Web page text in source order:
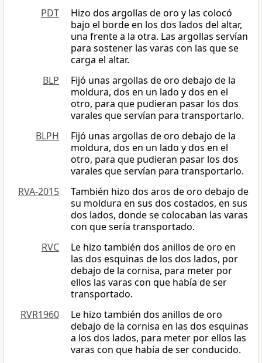
PDT
Hizo dos argollas de oro y las colocó
bajo el borde en los dos lados del altar,
una frente a la otra. Las argollas servían
para sostener las varas con las que se
carga el altar.
BLP
Fijó unas argollas de oro debajo de la
moldura, dos en un lado y dos en el
otro, para que pudieran pasar los dos
varales que servían para transportarlo.
BLPH
Fijó unas argollas de oro debajo de la
moldura, dos en un lado y dos en el
otro, para que pudieran pasar los dos
varales que servían para transportarlo.
RVA-2015
También hizo dos aros de oro debajo de
su moldura en sus dos costados, en sus
dos lados, donde se colocaban las varas
con que sería transportado.
RVC
Le hizo también dos anillos de oro en
las dos esquinas de los dos lados, por
debajo de la cornisa, para meter por
ellos las varas con que había de ser
transportado.
RVR1960
Le hizo también dos anillos de oro
debajo de la cornisa en las dos esquinas
a los dos lados, para meter por ellos las
varas con que había de ser conducido.